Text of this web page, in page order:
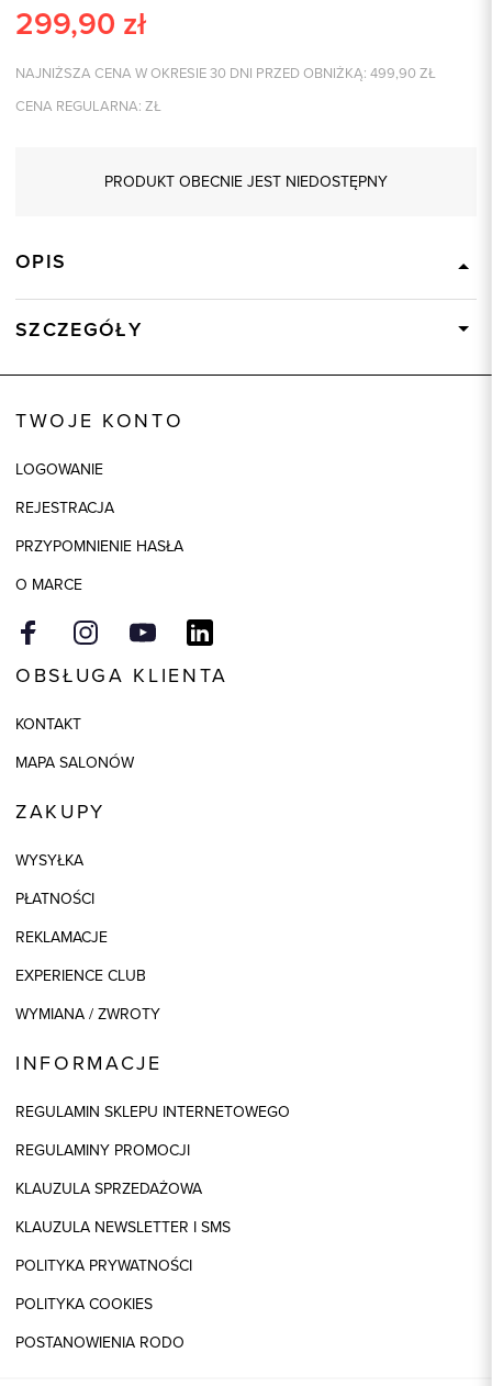
299,90 zł
NAJNIŻSZA CENA W OKRESIE 30 DNI PRZED OBNIŻKĄ: 499,90 ZŁ
CENA REGULARNA: ZŁ
PRODUKT OBECNIE JEST NIEDOSTĘPNY
OPIS
SZCZEGÓŁY
Skład tkaniny
Składy podszewek
Model
TWOJE KONTO
LOGOWANIE
REJESTRACJA
PRZYPOMNIENIE HASŁA
O MARCE
OBSŁUGA KLIENTA
KONTAKT
MAPA SALONÓW
ZAKUPY
WYSYŁKA
PŁATNOŚCI
REKLAMACJE
EXPERIENCE CLUB
WYMIANA / ZWROTY
INFORMACJE
REGULAMIN SKLEPU INTERNETOWEGO
REGULAMINY PROMOCJI
KLAUZULA SPRZEDAŻOWA
KLAUZULA NEWSLETTER I SMS
POLITYKA PRYWATNOŚCI
POLITYKA COOKIES
POSTANOWIENIA RODO